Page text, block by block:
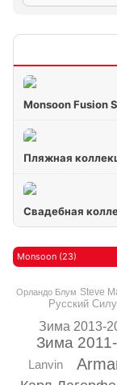
Monsoon Fusion
Пляжная
Свадебная
Monsoon (23)
Зима
Зима 2013-
Lanvin
Русский
Steve
Орландо Блум